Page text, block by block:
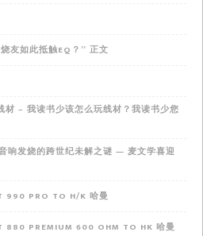
友如此抵触EQ？” 正文
– 我读书少该怎么玩线材？我读书少您
响发烧的跨世纪未解之谜 — 麦文学喜迎
990 PRO TO H/K 哈曼
880 PREMIUM 600 OHM TO HK 哈曼